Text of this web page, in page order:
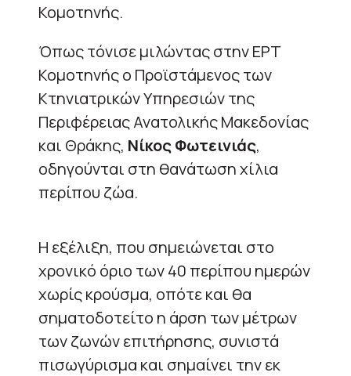
Κομοτηνής.
Όπως τόνισε μιλώντας στην ΕΡΤ
Κομοτηνής ο Προϊστάμενος των
Κτηνιατρικών Υπηρεσιών της
Περιφέρειας Ανατολικής Μακεδονίας
και Θράκης, Νίκος Φωτεινιάς,
οδηγούνται στη θανάτωση χίλια
περίπου ζώα.
Η εξέλιξη, που σημειώνεται στο
χρονικό όριο των 40 περίπου ημερών
χωρίς κρούσμα, οπότε και θα
σηματοδοτείτο η άρση των μέτρων
των ζωνών επιτήρησης, συνιστά
πισωγύρισμα και σημαίνει την εκ